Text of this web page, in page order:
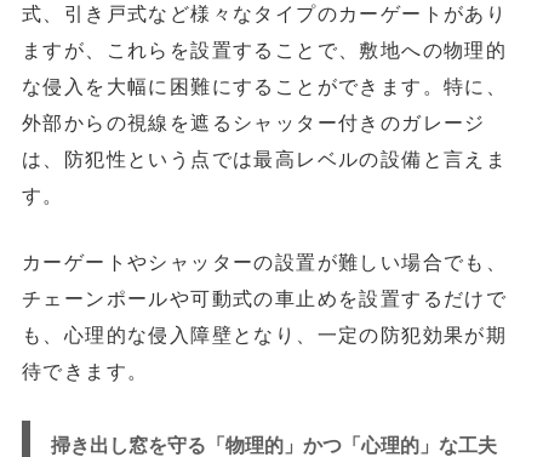
式、引き戸式など様々なタイプのカーゲートがあり
ますが、これらを設置することで、敷地への物理的
な侵入を大幅に困難にすることができます。特に、
外部からの視線を遮るシャッター付きのガレージ
は、防犯性という点では最高レベルの設備と言えま
す。
カーゲートやシャッターの設置が難しい場合でも、
チェーンポールや可動式の車止め を設置するだけで
も、心理的な侵入障壁となり、一定の防犯効果が期
待できます。
掃き出し窓を守る「物理的」かつ「心理的」な工夫